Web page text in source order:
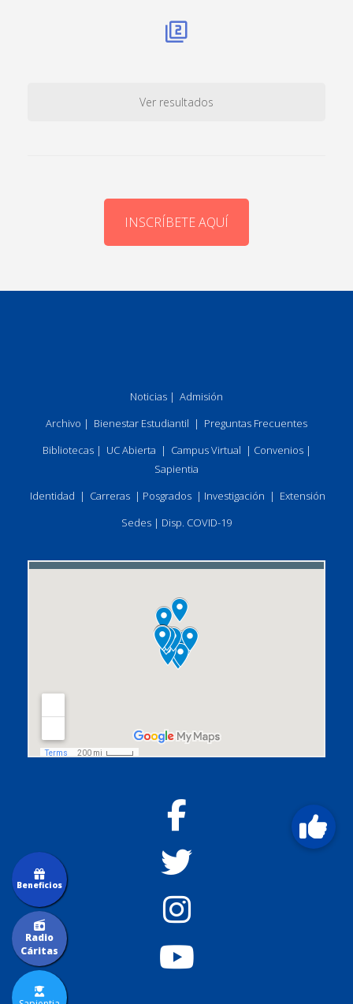
Ver resultados
INSCRÍBETE AQUÍ
Noticias | Admisión
Archivo | Bienestar Estudiantil | Preguntas Frecuentes
Bibliotecas| UC Abierta | Campus Virtual | Convenios|
Sapientia
Identidad | Carreras | Posgrados | Investigación | Extensión
Sedes | Disp. COVID-19
Radio
Cáritas
Beneficios